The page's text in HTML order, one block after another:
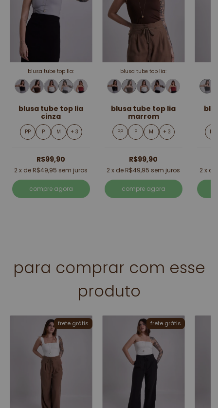
blusa tube top lia:
blusa tube top lia
cinza
PP P M + 3
R$99,90
2 x de R$49,95 sem juros
compre agora
blusa tube top lia:
blusa tube top lia
marrom
PP P M + 3
R$99,90
2 x de R$49,95 sem juros
compre agora
PP
2x de
para comprar com esse
produto
frete grátis frete grátis